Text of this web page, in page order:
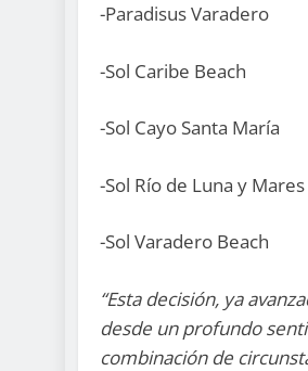
-Paradisus Varadero
-Sol Caribe Beach
-Sol Cayo Santa María
-Sol Río de Luna y Mares
-Sol Varadero Beach
“Esta decisión, ya
desde un profundo
combinación de